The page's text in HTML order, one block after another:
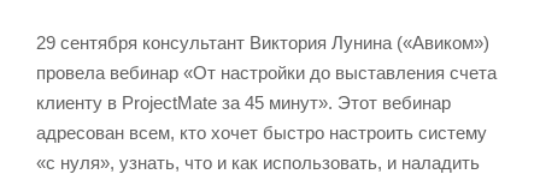
29 сентября консультант Виктория Лунина («Авиком»)
провела вебинар «От настройки до выставления счета
клиенту в ProjectMate за 45 минут». Этот вебинар
адресован всем, кто хочет быстро настроить систему
«с нуля», узнать, что и как использовать, и наладить